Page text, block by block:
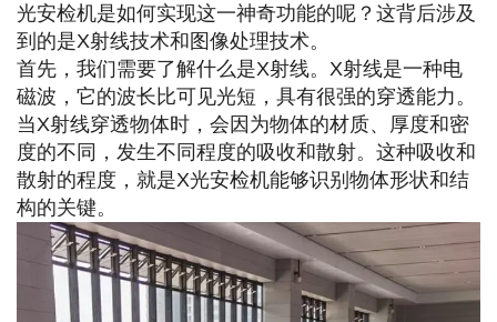
光安检机是如何实现这一神奇功能的呢？这背后涉及
到的是X射线技术和图像处理技术。
首先，我们需要了解什么是X射线。X射线是一种电
磁波，它的波长比可见光短，具有很强的穿透能力。
当X射线穿透物体时，会因为物体的材质、厚度和密
度的不同，发生不同程度的吸收和散射。这种吸收和
散射的程度，就是X光安检机能够识别物体形状和结
构的关键。